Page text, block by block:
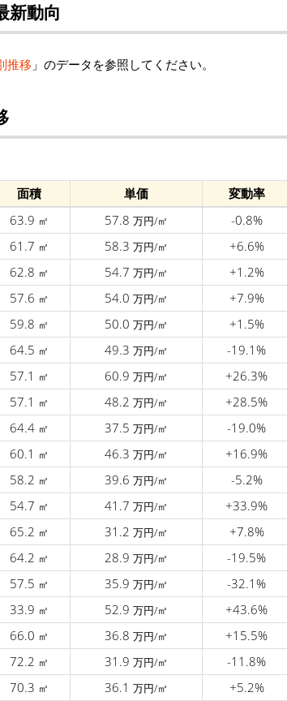
新動向
推移 」のデータを参照してください。
面積 単価 変動率
63.9 ㎡ 57.8 万円/㎡ -0.8%
61.7 ㎡ 58.3 万円/㎡ +6.6%
62.8 ㎡ 54.7 万円/㎡ +1.2%
57.6 ㎡ 54.0 万円/㎡ +7.9%
59.8 ㎡ 50.0 万円/㎡ +1.5%
64.5 ㎡ 49.3 万円/㎡ -19.1%
57.1 ㎡ 60.9 万円/㎡ +26.3%
57.1 ㎡ 48.2 万円/㎡ +28.5%
64.4 ㎡ 37.5 万円/㎡ -19.0%
60.1 ㎡ 46.3 万円/㎡ +16.9%
58.2 ㎡ 39.6 万円/㎡ -5.2%
54.7 ㎡ 41.7 万円/㎡ +33.9%
65.2 ㎡ 31.2 万円/㎡ +7.8%
64.2 ㎡ 28.9 万円/㎡ -19.5%
57.5 ㎡ 35.9 万円/㎡ -32.1%
33.9 ㎡ 52.9 万円/㎡ +43.6%
66.0 ㎡ 36.8 万円/㎡ +15.5%
72.2 ㎡ 31.9 万円/㎡ -11.8%
70.3 ㎡ 36.1 万円/㎡ +5.2%